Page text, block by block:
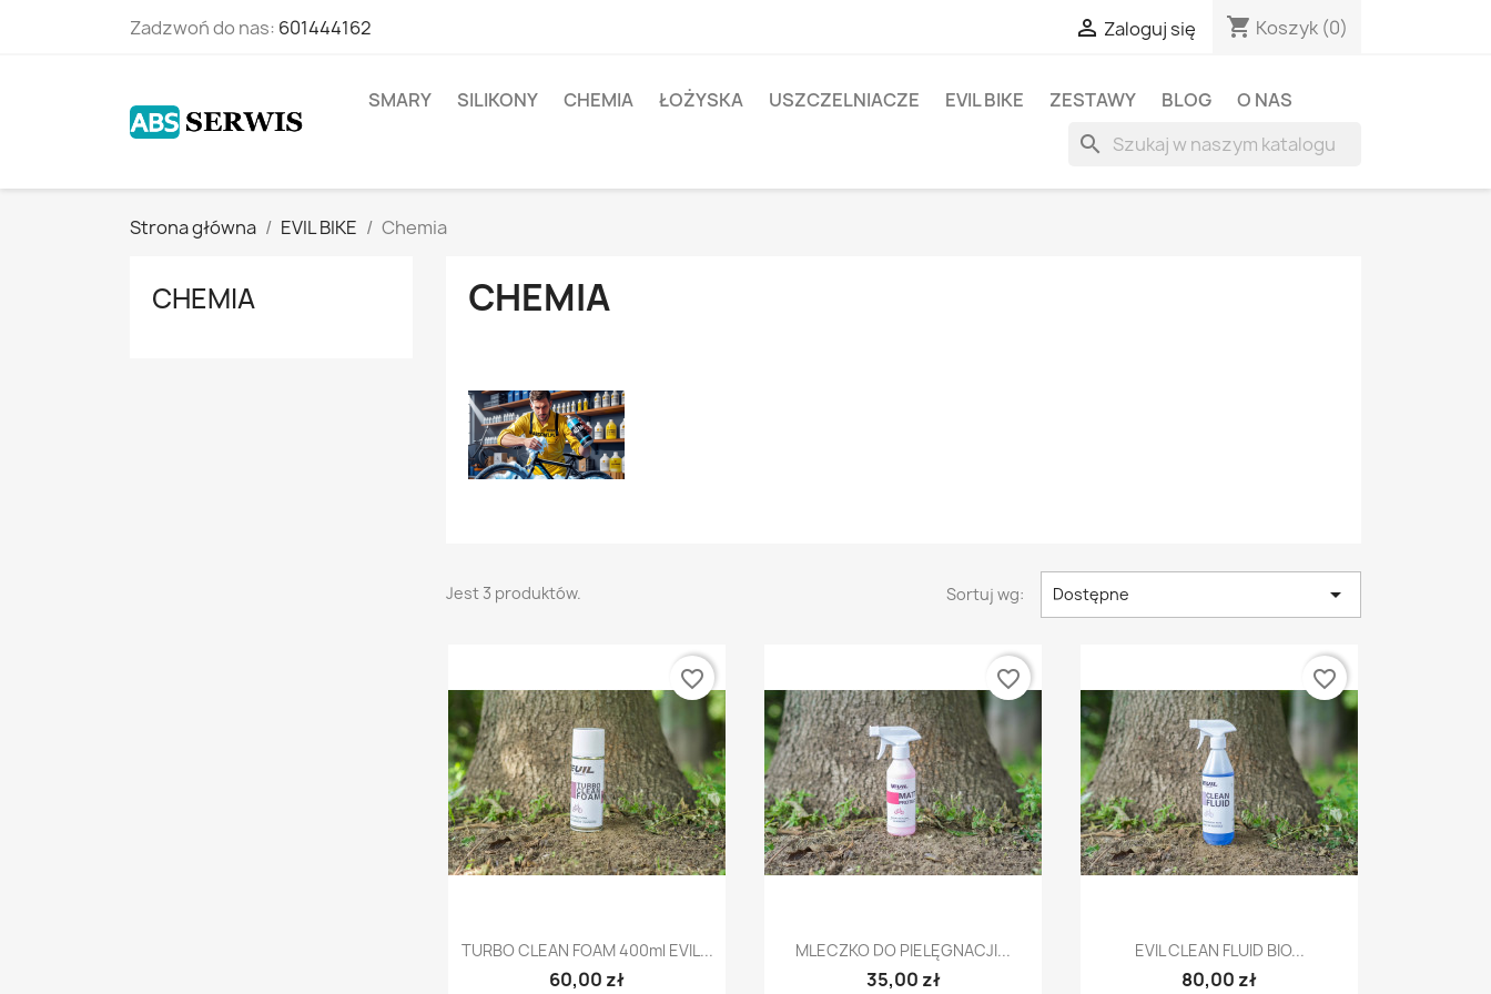
Zadzwoń do nas: 601444162  Zaloguj się shopping_cart Koszyk (0)
SMARY SILIKONY CHEMIA ŁOŻYSKA USZCZELNIACZE EVIL BIKE ZESTAWY BLOG O NAS
search
Strona główna EVIL BIKE Chemia
CHEMIA CHEMIA
Jest 3 produktów. Sortuj wg: Dostępne 
 Szybki podgląd
TURBO CLEAN FOAM 400ml EVIL...
60,00 zł
favorite_border
Szybki podgląd
MLECZKO DO PIELĘGNACJI...
35,00 zł
favorite_border
 Szybki podgląd
EVIL CLEAN FLUID BIO...
80,00 zł
favorite_border